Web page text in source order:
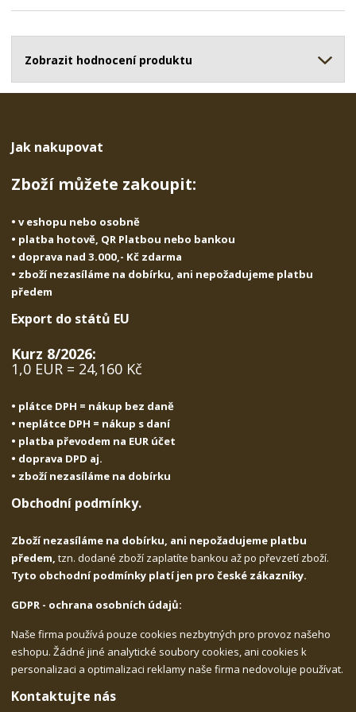
p
m
n
s
t
n
o
t
v
Zobrazit hodnocení produktu
Jak nakupovat
Zboží můžete zakoupit:
• v eshopu nebo osobně
• platba hotově, QR Platbou nebo bankou
• doprava nad 3.000,- Kč zdarma
• zboží nezasíláme na dobírku, ani nepožadujeme platbu
předem
Export do států EU
Kurz 8/2026:
1,0 EUR = 24,160 Kč
• plátce DPH = nákup bez daně
• neplátce DPH = nákup s daní
• platba převodem na EUR účet
• doprava DPD aj.
• zboží nezasíláme na dobírku
Obchodní podmínky.
Zboží nezasíláme na dobírku, ani nepožadujeme platbu
předem,tzn. dodané zboží zaplatíte bankou až po převzetí zboží.
Tyto obchodní podmínky platí jen pro české zákazníky.
GDPR - ochrana osobních údajů:
Naše firma používá pouze cookies nezbytných pro provoz našeho
eshopu. Žádné jiné analytické soubory cookies, ani cookies k
personalizaci a optimalizaci reklamy naše firma nedovoluje používat.
Kontaktujte nás